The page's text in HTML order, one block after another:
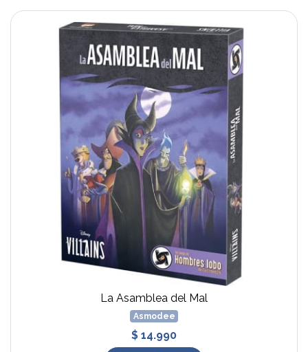
La Asamblea del Mal
Asmodee
$ 14.990